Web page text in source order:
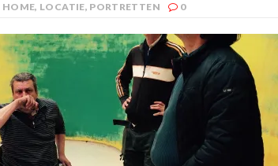
HOME, LOCATIE, PORTRETTEN 0